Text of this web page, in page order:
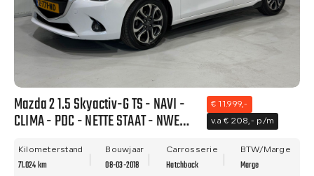
Mazda 2 1.5 Skyactiv-G TS - NAVI -
CLIMA - PDC - NETTE STAAT - NWE
€ 11.999,-
v.a € 208,- p/m
Kilometerstand
71.024 km
Bouwjaar
08-03-2018
Carrosserie
Hatchback
BTW/Marge
Marge